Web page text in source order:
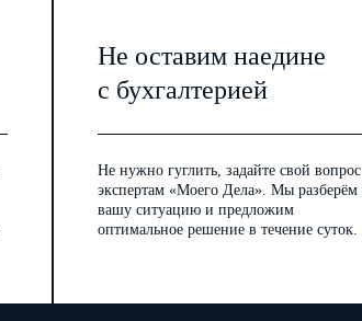
Не оставим наедине
с бухгалтерией
Не нужно гуглить, задайте свой вопрос
экспертам «Моего Дела». Мы разберём
вашу ситуацию и предложим
оптимальное решение в течение суток.